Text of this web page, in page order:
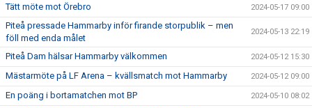
Tätt möte mot Örebro 2024-05-17 09:00
Piteå pressade Hammarby inför firande storpublik – men
föll med enda målet
2024-05-13 22:19
Piteå Dam hälsar Hammarby välkommen 2024-05-12 15:30
Mästarmöte på LF Arena – kvällsmatch mot Hammarby 2024-05-12 09:00
En poäng i bortamatchen mot BP 2024-05-10 08:02